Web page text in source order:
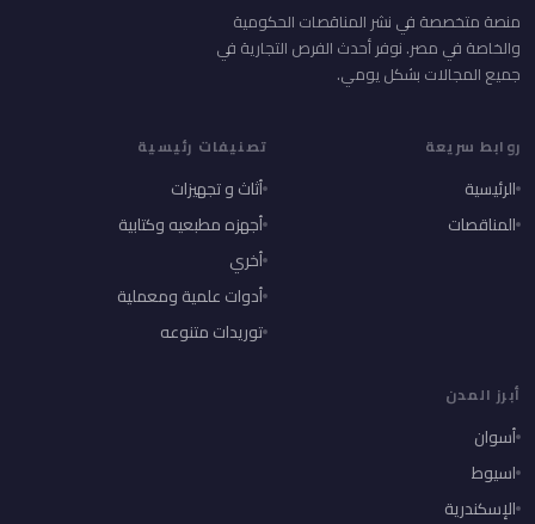
منصة متخصصة في نشر المناقصات الحكومية
والخاصة في مصر. نوفر أحدث الفرص التجارية في
جميع المجالات بشكل يومي.
روابط سريعة
الرئيسية
المناقصات
تصنيفات رئيسية
أثاث و تجهيزات
أجهزه مطبعيه وكتابية
أخري
أدوات علمية ومعملية
توريدات متنوعه
أبرز المدن
أسوان
اسيوط
الإسكندرية